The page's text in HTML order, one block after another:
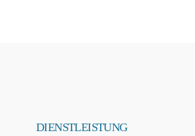
DIENSTLEISTUNG